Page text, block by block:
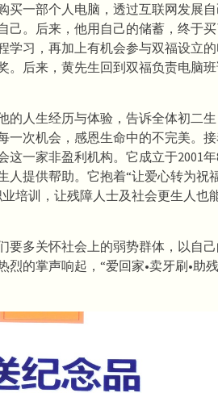
买一部个人电脑，透过互联网发展
己。后来，他用自己的储蓄，终于
学习，再加上有机会参与双福设立
。后来，黄先生回到双福负责电脑
的人生经历与体验，告诉全体初二
一次机会，感恩生命中的不完美。
这一家非盈利机构。它成立于2001
人提供帮助。它抱着“让爱心转为祝
培训，让残障人士及社会更生人也
要多关怀社会上的弱势群体，以自
的掌声响起，“爱回家•卖牙刷•助